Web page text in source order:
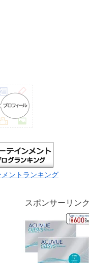
ントランキング
スポンサーリンク